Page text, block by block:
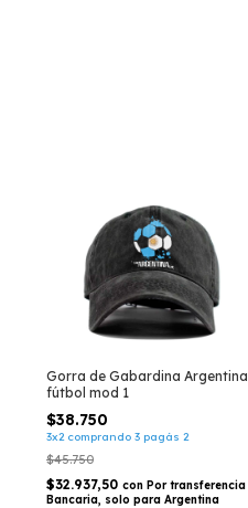
Gorra de Gabardina Argentina
fútbol mod 1
$38.750
3x2 comprando 3 pagás 2
$45.750
$32.937,50 con Por transferencia
Bancaria, solo para Argentina